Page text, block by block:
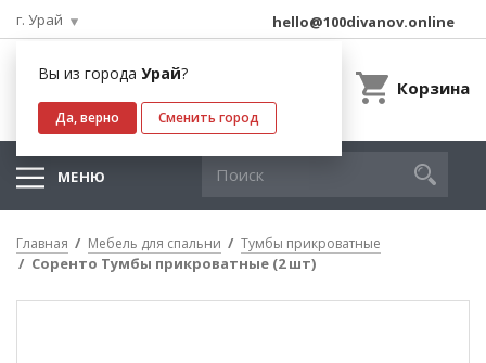
г. Урай
Вы из города Урай?
Да, верно Сменить город
hello@100divanov.online
Корзина
МЕНЮ
Главная Мебель для спальни Тумбы прикроватные
Соренто Тумбы прикроватные (2 шт)